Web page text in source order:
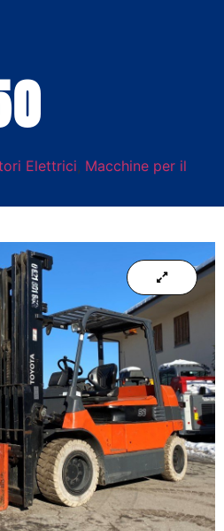
Elettrici, Macchine per il